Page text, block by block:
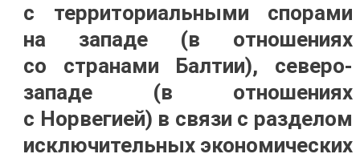
с территориальными спорами
на западе (в отношениях
со странами Балтии), северо-
западе (в отношениях
с Норвегией) в связи с разделом
исключительных экономических